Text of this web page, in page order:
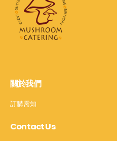
關於我們
訂購需知
Contact Us